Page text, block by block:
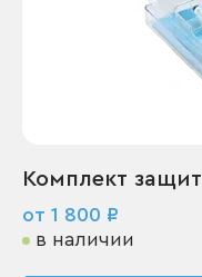
Комплект
от 1 800 ₽
в наличии